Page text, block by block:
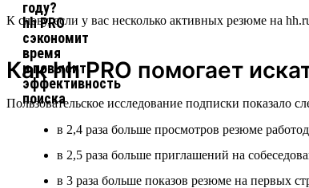
К слову, если у вас несколько активных резюме на
Как hh PRO помогает
Пользовательское исследование подписки показало
в 2,4 раза больше просмотров резюме
в 2,5 раза больше приглашений на
в 3 раза больше показов резюме на первых